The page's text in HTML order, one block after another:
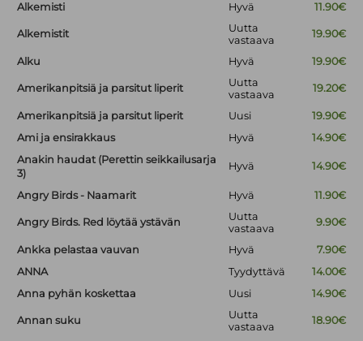
Alkemisti Hyvä 11.90€
Alkemistit
Uutta
vastaava
19.90€
Alku Hyvä 19.90€
Amerikanpitsiä ja parsitut liperit
Uutta
vastaava
19.20€
Amerikanpitsiä ja parsitut liperit Uusi
19.90€
Ami ja ensirakkaus
Hyvä
14.90€
Anakin haudat (Perettin seikkailusarja
3)
Hyvä 14.90€
Angry Birds - Naamarit Hyvä 11.90€
Angry Birds. Red löytää ystävän
Uutta
vastaava
9.90€
Ankka pelastaa vauvan Hyvä
7.90€
ANNA
Tyydyttävä
14.00€
Anna pyhän koskettaa
Uusi 14.90€
Annan suku
Uutta
vastaava
18.90€